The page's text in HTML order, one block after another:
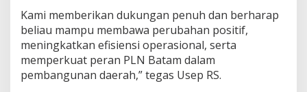
a
i
D
i
r
e
Kami memberikan dukungan penuh dan berharap
beliau mampu membawa perubahan positif,
meningkatkan efisiensi operasional, serta
memperkuat peran PLN Batam dalam
pembangunan daerah,” tegas Usep RS.